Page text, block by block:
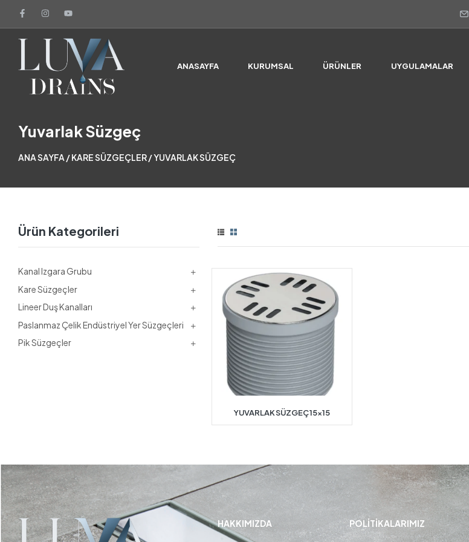
ANASAYFA KURUMSAL ÜRÜNLER UYGULAMALAR
Yuvarlak Süzgeç
ANA SAYFA /KARE SÜZGEÇLER/ YUVARLAK SÜZGEÇ
YUVARLAK SÜZGEÇ 15×15
Ürün Kategorileri
Kanal Izgara Grubu
Kare Süzgeçler
Lineer Duş Kanalları
Paslanmaz Çelik Endüstriyel Yer Süzgeçleri
Pik Süzgeçler
HAKKIMIZDA POLITIKALARIMIZ